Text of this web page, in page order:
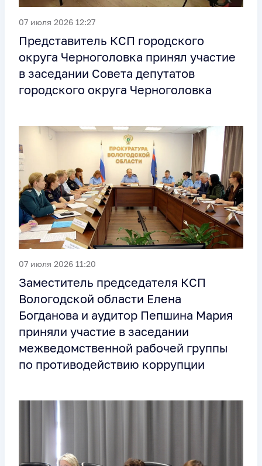
07 июля 2026 12:27
Представитель КСП городского
округа Черноголовка принял участие
в заседании Совета депутатов
городского округа Черноголовка
07 июля 2026 11:20
Заместитель председателя КСП
Вологодской области Елена
Богданова и аудитор Пепшина Мария
приняли участие в заседании
межведомственной рабочей группы
по противодействию коррупции